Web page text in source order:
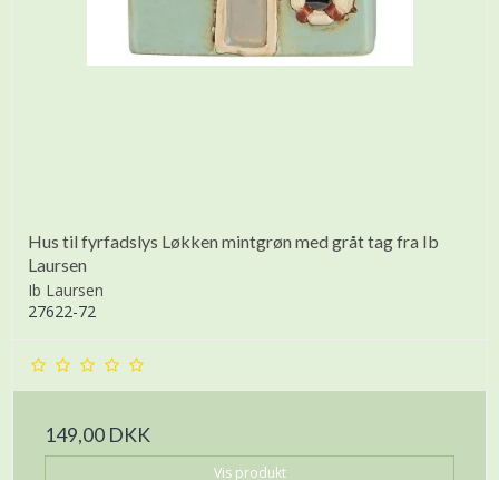
Hus til fyrfadslys Løkken mintgrøn med gråt tag fra Ib
Laursen
Ib Laursen
27622-72
149,00 DKK
Vis produkt